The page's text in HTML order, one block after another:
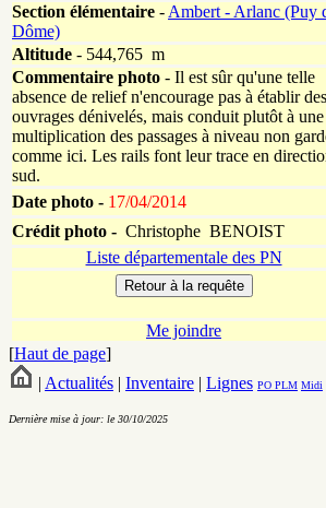
Section élémentaire -Ambert - Arlanc (Puy
Dôme)
Altitude - 544,765 m
Commentaire photo - Il est sûr qu'une telle
absence de relief n'encourage pas à établir des
ouvrages dénivelés, mais conduit plutôt à une
multiplication des passages à niveau non
comme ici. Les rails font leur trace en
sud.
Date photo - 17/04/2014
Crédit photo - Christophe BENOIST
Liste départementale des PN
Me joindre
[Haut de page]
| Actualités | Inventaire | Lignes PO PLM Midi
Dernière mise à jour: le 30/10/2025